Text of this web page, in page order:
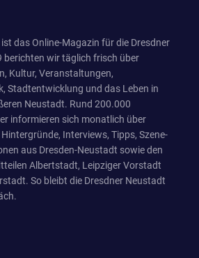
das Online-Magazin für die Dresdner
berichten wir täglich frisch über
Kultur, Veranstaltungen,
Stadtentwicklung und das Leben in
Neustadt. Rund 200.000
informieren sich monatlich über
Interviews, Tipps, Szene-
aus Dresden-Neustadt sowie den
Albertstadt, Leipziger Vorstadt
So bleibt die Dresdner Neustadt